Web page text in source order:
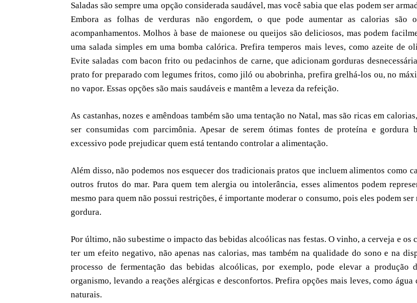
Saladas são sempre uma opção considerada saudável, mas você sabia que elas podem ser
Embora as folhas de verduras não engordem, o que pode aumentar as calorias são
acompanhamentos. Molhos à base de maionese ou queijos são deliciosos, mas podem
uma salada simples em uma bomba calórica. Prefira temperos mais leves, como azeite de
Evite saladas com bacon frito ou pedacinhos de carne, que adicionam gorduras
prato for preparado com legumes fritos, como jiló ou abobrinha, prefira grelhá-los ou, no
no vapor. Essas opções são mais saudáveis e mantêm a leveza da refeição.
As castanhas, nozes e amêndoas também são uma tentação no Natal, mas são ricas em
ser consumidas com parcimônia. Apesar de serem ótimas fontes de proteína e gordura
excessivo pode prejudicar quem está tentando controlar a alimentação.
Além disso, não podemos nos esquecer dos tradicionais pratos que incluem alimentos como
outros frutos do mar. Para quem tem alergia ou intolerância, esses alimentos podem
mesmo para quem não possui restrições, é importante moderar o consumo, pois eles podem ser
gordura.
Por último, não subestime o impacto das bebidas alcoólicas nas festas. O vinho, a cerveja e os
ter um efeito negativo, não apenas nas calorias, mas também na qualidade do sono e na
processo de fermentação das bebidas alcoólicas, por exemplo, pode elevar a produção
organismo, levando a reações alérgicas e desconfortos. Prefira opções mais leves, como água
naturais.